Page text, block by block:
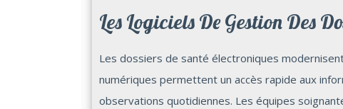
Les Logiciels De Gestion Des
Les dossiers de santé électroniques
numériques permettent un accès rapide aux
observations quotidiennes. Les équipes